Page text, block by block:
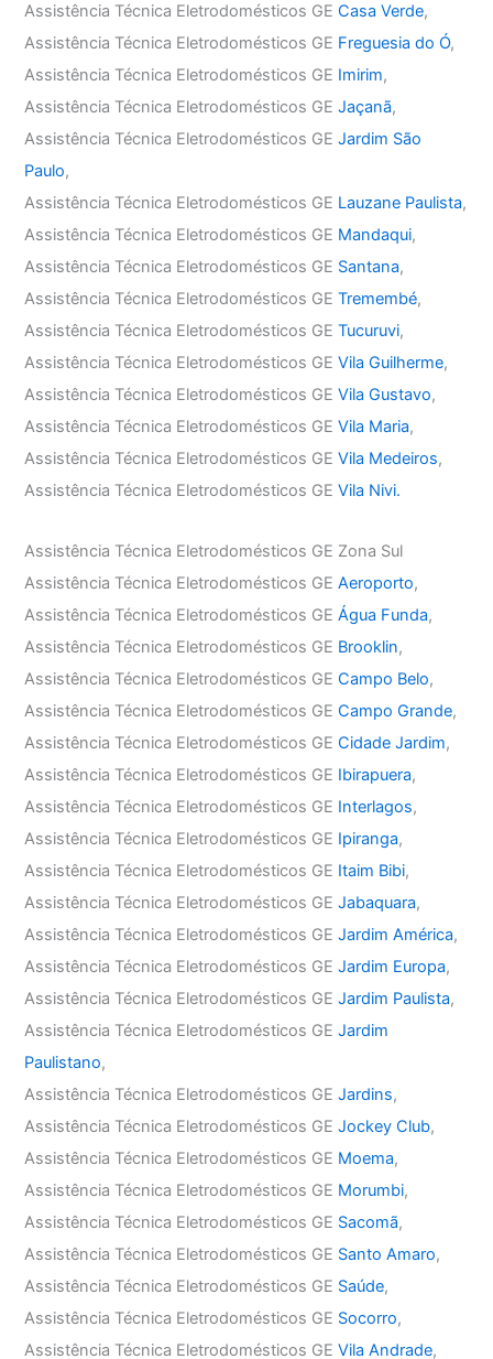
Assistência Técnica Eletrodomésticos GECasa Verde,
Assistência Técnica Eletrodomésticos GE Freguesia do Ó,
Assistência Técnica Eletrodomésticos GE Imirim,
Assistência Técnica Eletrodomésticos GEJaçanã,
Assistência Técnica Eletrodomésticos GEJardim São
Paulo,
Assistência Técnica Eletrodomésticos GE Lauzane Paulista,
Assistência Técnica Eletrodomésticos GE Mandaqui,
Assistência Técnica Eletrodomésticos GE Santana,
Assistência Técnica Eletrodomésticos GETremembé,
Assistência Técnica Eletrodomésticos GETucuruvi,
Assistência Técnica Eletrodomésticos GEVila Guilherme,
Assistência Técnica Eletrodomésticos GEVila Gustavo,
Assistência Técnica Eletrodomésticos GEVila Maria,
Assistência Técnica Eletrodomésticos GEVila Medeiros,
Assistência Técnica Eletrodomésticos GEVila Nivi.
Assistência Técnica Eletrodomésticos GE Zona Sul
Assistência Técnica Eletrodomésticos GEAeroporto,
Assistência Técnica Eletrodomésticos GEÁgua Funda,
Assistência Técnica Eletrodomésticos GE Brooklin,
Assistência Técnica Eletrodomésticos GECampo Belo,
Assistência Técnica Eletrodomésticos GECampo Grande,
Assistência Técnica Eletrodomésticos GECidade Jardim,
Assistência Técnica Eletrodomésticos GE Ibirapuera,
Assistência Técnica Eletrodomésticos GE Interlagos,
Assistência Técnica Eletrodomésticos GE Ipiranga,
Assistência Técnica Eletrodomésticos GE Itaim Bibi,
Assistência Técnica Eletrodomésticos GEJabaquara,
Assistência Técnica Eletrodomésticos GEJardim América,
Assistência Técnica Eletrodomésticos GEJardim Europa,
Assistência Técnica Eletrodomésticos GEJardim Paulista,
Assistência Técnica Eletrodomésticos GEJardim
Paulistano,
Assistência Técnica Eletrodomésticos GEJardins,
Assistência Técnica Eletrodomésticos GEJockey Club,
Assistência Técnica Eletrodomésticos GE Moema,
Assistência Técnica Eletrodomésticos GE Morumbi,
Assistência Técnica Eletrodomésticos GE Sacomã,
Assistência Técnica Eletrodomésticos GE Santo Amaro,
Assistência Técnica Eletrodomésticos GE Saúde,
Assistência Técnica Eletrodomésticos GE Socorro,
Assistência Técnica Eletrodomésticos GEVila Andrade,